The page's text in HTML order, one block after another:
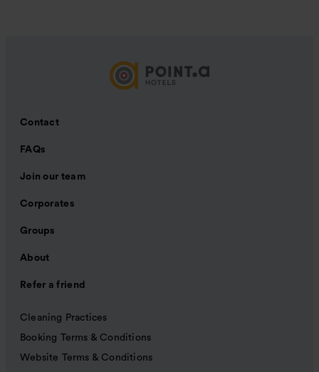
Contact
FAQs
Join our team
Corporates
Groups
About
Refer a friend
Cleaning Practices
Booking Terms & Conditions
Website Terms & Conditions